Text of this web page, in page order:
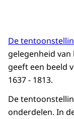
De
gelegenheid
geeft een beeld
1637 - 1813.
De
onderdelen. In